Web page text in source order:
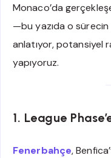
Monaco’da
—bu yazıda o sürecin
anlatıyor, potansiyel
yapıyoruz.
1. League
Fenerbahçe,